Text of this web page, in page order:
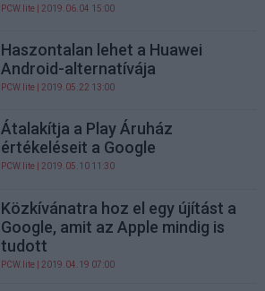
PCW.lite | 2019.06.04 15:00
Haszontalan lehet a Huawei
Android-alternatívája
PCW.lite | 2019.05.22 13:00
Átalakítja a Play Áruház
értékeléseit a Google
PCW.lite | 2019.05.10 11:30
Közkívánatra hoz el egy újítást a
Google, amit az Apple mindig is
tudott
PCW.lite | 2019.04.19 07:00